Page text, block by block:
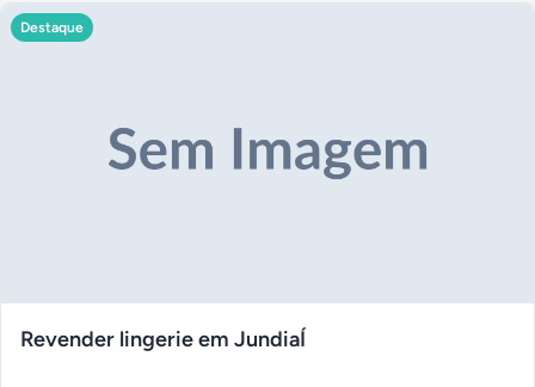
Destaque
Revender lingerie em JundiaÍ